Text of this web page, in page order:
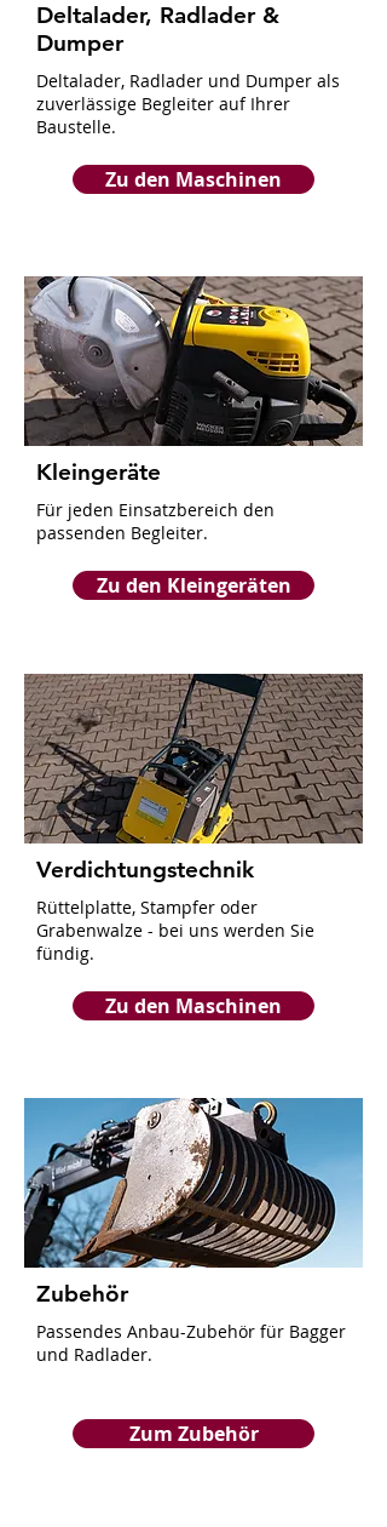
Deltalader, Radlader &
Dumper
Deltalader, Radlader und Dumper als
zuverlässige Begleiter auf Ihrer
Baustelle.
Zu den Maschinen
Kleingeräte
Für jeden Einsatzbereich den
passenden Begleiter.
Zu den Kleingeräten
Verdichtungstechnik
Rüttelplatte, Stampfer oder
Grabenwalze - bei uns werden Sie
fündig.
Zu den Maschinen
Zubehör
Passendes Anbau-Zubehör für Bagger
und Radlader.
Zum Zubehör